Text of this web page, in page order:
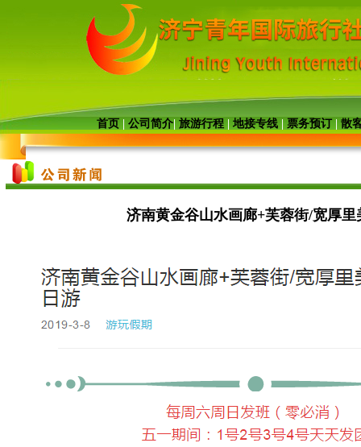
首页| 公司简介| 旅游行程 地接专线| 票务预订| 散
济南黄金谷山水画廊+芙蓉街/宽厚里